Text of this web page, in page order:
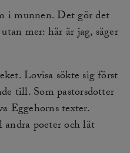
i munnen. Det gör det
mer: här är jag, säger
Lovisa sökte sig först
till. Som pastorsdotter
Eggehorns texter.
poeter och lät